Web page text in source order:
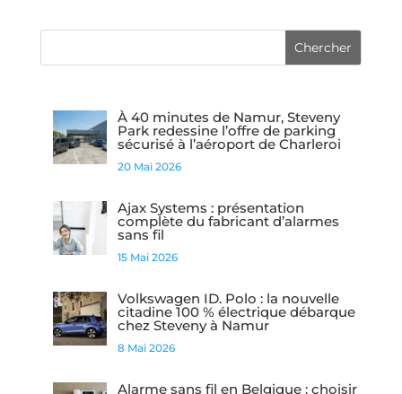
À 40 minutes de Namur, Steveny
Park redessine l’offre de parking
sécurisé à l’aéroport de Charleroi
20 Mai 2026
Ajax Systems : présentation
complète du fabricant d’alarmes
sans fil
15 Mai 2026
Volkswagen ID. Polo : la nouvelle
citadine 100 % électrique débarque
chez Steveny à Namur
8 Mai 2026
Alarme sans fil en Belgique : choisir